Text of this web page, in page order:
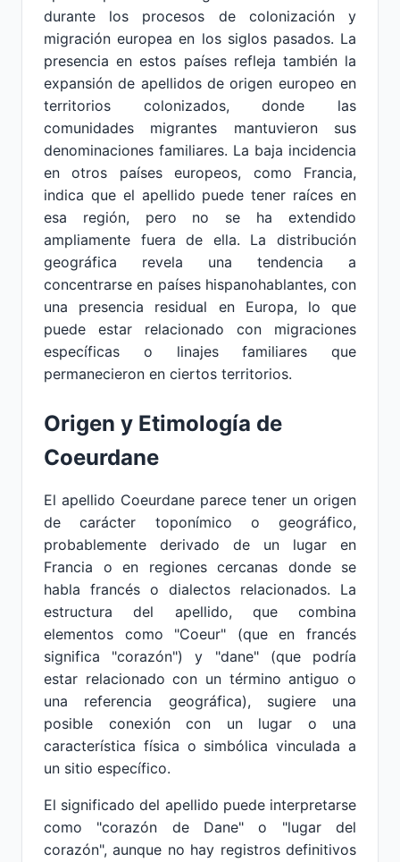
durante los procesos de colonización y
migración europea en los siglos pasados. La
presencia en estos países refleja también la
expansión de apellidos de origen europeo en
territorios colonizados, donde las
comunidades migrantes mantuvieron sus
denominaciones familiares. La baja incidencia
en otros países europeos, como Francia,
indica que el apellido puede tener raíces en
esa región, pero no se ha extendido
ampliamente fuera de ella. La distribución
geográfica revela una tendencia a
concentrarse en países hispanohablantes, con
una presencia residual en Europa, lo que
puede estar relacionado con migraciones
específicas o linajes familiares que
permanecieron en ciertos territorios.
Origen y Etimología de
Coeurdane
El apellido Coeurdane parece tener un origen
de carácter toponímico o geográfico,
probablemente derivado de un lugar en
Francia o en regiones cercanas donde se
habla francés o dialectos relacionados. La
estructura del apellido, que combina
elementos como "Coeur" (que en francés
significa "corazón") y "dane" (que podría
estar relacionado con un término antiguo o
una referencia geográfica), sugiere una
posible conexión con un lugar o una
característica física o simbólica vinculada a
un sitio específico.
El significado del apellido puede interpretarse
como "corazón de Dane" o "lugar del
corazón", aunque no hay registros definitivos